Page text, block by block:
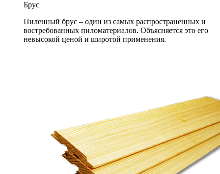
Брус
Пиленный брус – один из самых распространенных и
востребованных пиломатериалов. Объясняется это его
невысокой ценой и широтой применения.